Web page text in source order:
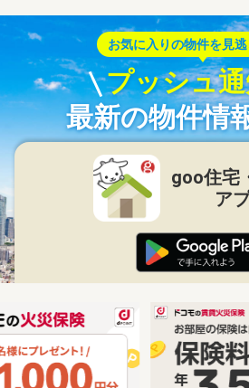
お気に入りの物件を見逃
プッシュ
最新の物件情
goo住宅
ア